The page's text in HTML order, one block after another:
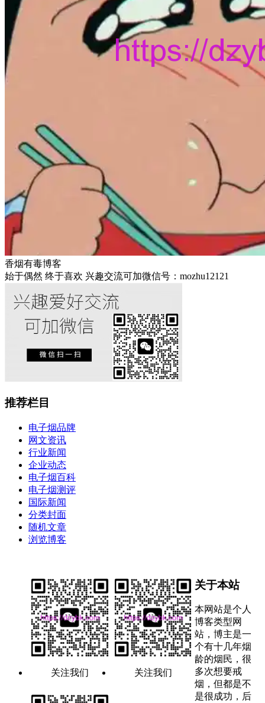
香烟有毒博客
始于偶然 终于喜欢 兴趣交流可加微信号：mozhu12121
推荐栏目
电子烟品牌
网文资讯
行业新闻
企业动态
电子烟百科
电子烟测评
国际新闻
分类封面
随机文章
浏览博客
关注我们 关注我们
关于本站
本网站是个人
博客类型网
站，博主是一
个有十几年烟
龄的烟民，很
多次想要戒
烟，但都是不
是很成功，后